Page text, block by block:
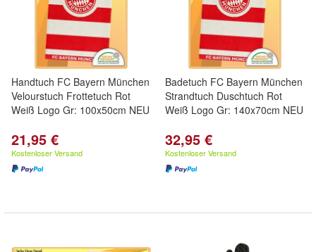
Handtuch FC Bayern München
Velourstuch Frottetuch Rot
Weiß Logo Gr: 100x50cm NEU
21,95 €
Kostenloser Versand
Badetuch FC Bayern München
Strandtuch Duschtuch Rot
Weiß Logo Gr: 140x70cm NEU
32,95 €
Kostenloser Versand